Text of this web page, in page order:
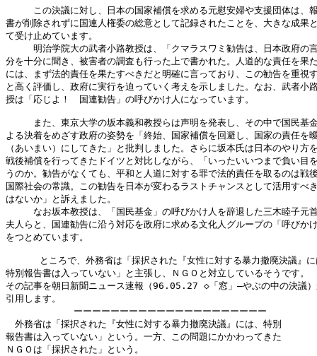
この決議に対し、日本の国家補償を求める元慰安婦や支援団体は、
書が削除されずに国連人権委の総意として記録されたことを、大きな成果
て受け止めています。
明治学院大の武者小路教授は、「クマラスワミ勧告は、日本政府の
分を十分に聞き、被害者の調査も行った上で書かれた。人道的な責任を果
には、まず法的責任を果たすべきだと明確に言っており、この勧告を重視
と高く評価し、政府に実行を迫っていく考えを示しました。なお、武者小
授は「応じよ！　国連勧告」の呼びかけ人になっています。
また、東京大学の坂本義和教授らは声明を発表し、その中で国民基
よる決着をめざす政府の姿勢を「終始、国家補償を回避し、国家の責任を
（あいまい）にしてきた」と批判しました。さらに坂本氏は日本のやり方
戦後補償を行ってきたドイツと対比しながら、「いったいいつまで負い目
うのか。勧告がなくても、平和と人道に対する罪で法的責任を取るのは戦
国際社会の常識。この勧告を日本が変わるラストチャンスとして活用すべ
はないか」と訴えました。
なお坂本教授は、「国民基金」の呼びかけ人を辞退した三木睦子元
夫人らと、国連勧告に沿う対応を政府に求める文化人グループの「呼びか
をつとめています。
ところで、外務省は「採択された『女性に対する暴力撤廃決議』
特別報告書は入っていない」と主張し、ＮＧＯと対立しているそうです。
その記事を朝日新聞ニュース速報（96.05.27 ◇「窓」―やぶの中の決議
引用します。
            ーーーーーーーーーーーーーーーーーーーーー
外務省は「採択された『女性に対する暴力撤廃決議』には、特別
報告書は入っていない」という。一方、この問題にかかわってきた
ＮＧＯは「採択された」という。